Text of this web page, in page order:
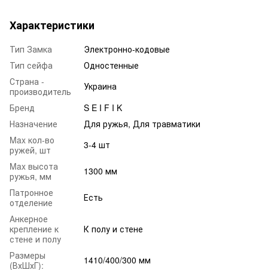
Характеристики
Тип Замка
Электронно-кодовые
Тип сейфа
Одностенные
Страна -
производитель
Украина
Бренд
S E I F I K
Назначение
Для ружья, Для травматики
Max кол-во
ружей, шт
3-4 шт
Max высота
ружья, мм
1300 мм
Патронное
отделение
Есть
Анкерное
крепление к
стене и полу
К полу и стене
Размеры
(ВхШхГ):
1410/400/300 мм